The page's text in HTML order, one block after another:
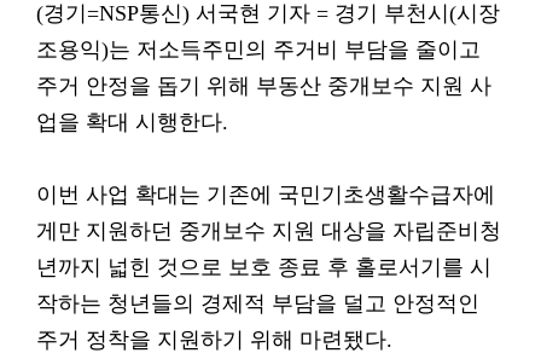
(경기=NSP통신) 서국현 기자 = 경기 부천시(시장
조용익)는 저소득주민의 주거비 부담을 줄이고
주거 안정을 돕기 위해 부동산 중개보수 지원 사
업을 확대 시행한다.
이번 사업 확대는 기존에 국민기초생활수급자에
게만 지원하던 중개보수 지원 대상을 자립준비청
년까지 넓힌 것으로 보호 종료 후 홀로서기를 시
작하는 청년들의 경제적 부담을 덜고 안정적인
주거 정착을 지원하기 위해 마련됐다.